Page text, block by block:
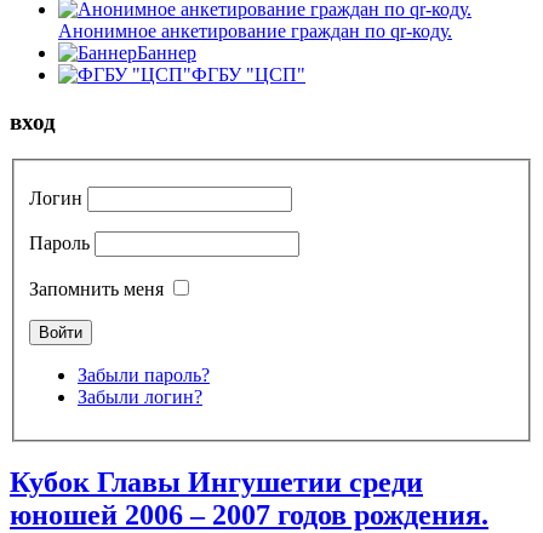
Анонимное анкетирование граждан по qr-коду.
Баннер
ФГБУ "ЦСП"
вход
Логин
Пароль
Запомнить меня
Забыли пароль?
Забыли логин?
Кубок Главы Ингушетии среди
юношей 2006 – 2007 годов рождения.